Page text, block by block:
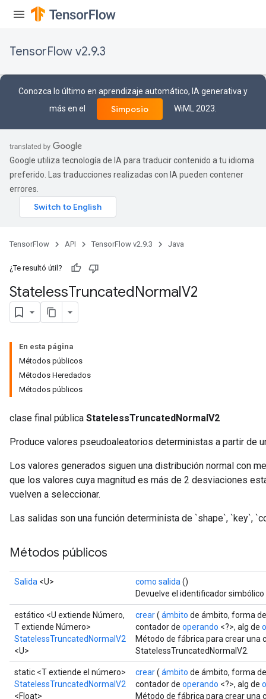
TensorFlow v2.9.3
Conozca lo último en aprendizaje automático, IA generativa y
más en el
Simposio WiML 2023.
Google utiliza tecnología de IA para traducir contenido a tu idioma
preferido. Las traducciones realizadas con IA pueden contener
errores.
TensorFlow API TensorFlow v2.9.3 Java
¿Te resultó útil?
StatelessTruncatedNormalV2
En esta página
Métodos públicos
Métodos Heredados
Métodos públicos
clase final pública StatelessTruncatedNormalV2
Produce valores pseudoaleatorios deterministas a partir de
Los valores generados siguen una distribución normal con
que los valores cuya magnitud es más de 2 desviaciones
vuelven a seleccionar.
Las salidas son una función determinista de `shape`, `key`,
Métodos públicos
Salida <U> como salida ()
Devuelve el identificador
estático <U extiende Número,
T extiende Número>
StatelessTruncatedNormalV2
<U>
crear( ámbito de ámbito, forma
contador de operando <?>, alg de
Método de fábrica para crear una
StatelessTruncatedNormalV2.
static <T extiende el número>
StatelessTruncatedNormalV2
<Float>
crear( ámbito de ámbito, forma
contador de operando <?>, alg de
Método de fábrica para crear una